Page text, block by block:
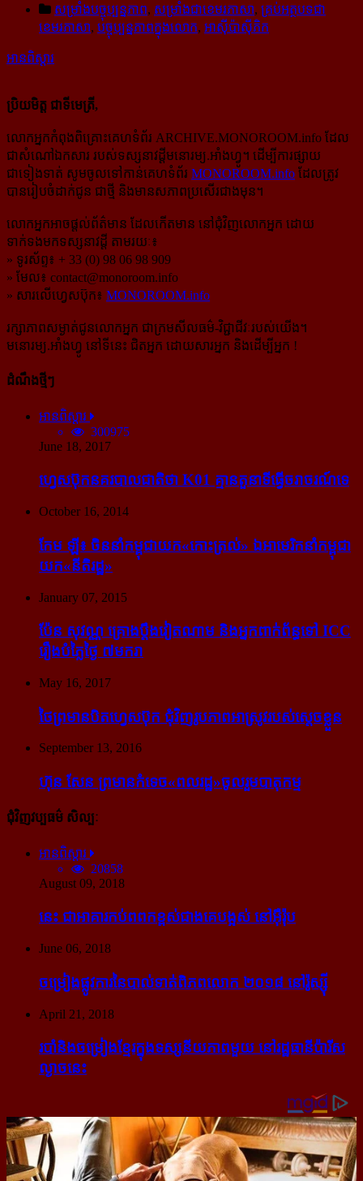
សម្រាំងបច្ចុប្បន្នភាព, សម្រាំងជាខេមរភាសា, គ្រប់អត្ថបទជា
ខេមរភាសា, បច្ចុប្បន្នភាពក្នុងលោក, អាស៊ីប៉ាស៊ីភិក
អានពិស្ដារ
ប្រិយមិត្ត ជាទីមេត្រី,
លោកអ្នកកំពុងពិគ្រោះគេហទំព័រ ARCHIVE.MONOROOM.info ដែល
ជាសំណៅឯកសារ របស់ទស្សនាវដ្ដីមនោរម្យ.អាំងហ្វូ។ ដើម្បីការផ្សាយ
ជាទៀងទាត់ សូមចូលទៅកាន់​គេហទំព័រ MONOROOM.info ដែលត្រូវ
បានរៀបចំដាក់ជូន ជាថ្មី និងមានសភាពប្រសើរជាងមុន។
លោកអ្នកអាចផ្ដល់ព័ត៌មាន ដែលកើតមាន នៅជុំវិញលោកអ្នក ដោយ
ទាក់ទងមកទស្សនាវដ្ដី តាមរយៈ៖
» ទូរស័ព្ទ៖ + 33 (0) 98 06 98 909
» មែល៖ contact@monoroom.info
» សារលើហ្វេសប៊ុក៖ MONOROOM.info
រក្សាភាពសម្ងាត់ជូនលោកអ្នក ជាក្រមសីលធម៌-​វិជ្ជាជីវៈ​របស់យើង។
មនោរម្យ.អាំងហ្វូ នៅទីនេះ ជិតអ្នក ដោយសារអ្នក និងដើម្បីអ្នក !
ដំណឹងថ្មីៗ
អានពិស្ដារ
300975
June 18, 2017
ហ្វេសប៊ុក​នគរបាល​ជាតិ​ថា K01 គ្មាន​តួនាទី​ធ្វើ​ចរាចរណ៍​ទេ
October 16, 2014
កែម ឡី៖ ចិន​នាំ​កម្ពុជា​យក​«កោះ​ត្រល់» ឯ​អាមេរិក​នាំ​កម្ពុជា​
យក​«នីតិរដ្ឋ»
January 07, 2015
ប៉ែន សុវណ្ណ គ្រោង​ប្តឹង​វៀតណាម និង​អ្នក​ពាក់​ព័ន្ធ​ទៅ ICC
រឿង​បំភ្លៃ​ថ្ងៃ ៧​មករា
May 16, 2017
ថៃ​ព្រមាន​បិត​ហ្វេសប៊ុក ជុំ​វិញ​រូបភាព​អាស្រូវ​របស់​ស្ដេច​ខ្លួន
September 13, 2016
ហ៊ុន សែន ព្រមាន​កំទេច​«ពលរដ្ឋ»​ចូលរួម​បាតុកម្ម
ជុំវិញវប្បធម៌ សិល្បៈ
អានពិស្ដារ
20858
August 09, 2018
នេះ ជា​អាគារ​កប់​ពពក​ខ្ពស់​ជាង​គេ​បង្អស់ នៅ​អ៊ឺរ៉ុប
June 06, 2018
ចម្រៀង​ផ្លូវការ​នៃ​បាល់ទាត់​ពិភពលោក ២០១៨ នៅ​រ៉ូស្ស៊ី
April 21, 2018
របាំ​និង​ចម្រៀង​ខ្មែរ​ក្នុង​ទស្សនីយភាព​មួយ នៅ​រដ្ឋធានី​ប៉ារីស​
ល្ងាច​នេះ